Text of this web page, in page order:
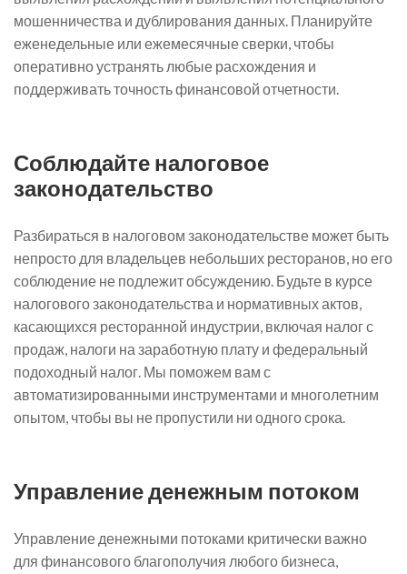
мошенничества и дублирования данных. Планируйте
еженедельные или ежемесячные сверки, чтобы
оперативно устранять любые расхождения и
поддерживать точность финансовой отчетности.
Соблюдайте налоговое
законодательство
Разбираться в налоговом законодательстве может быть
непросто для владельцев небольших ресторанов, но его
соблюдение не подлежит обсуждению. Будьте в курсе
налогового законодательства и нормативных актов,
касающихся ресторанной индустрии, включая налог с
продаж, налоги на заработную плату и федеральный
подоходный налог. Мы поможем вам с
автоматизированными инструментами и многолетним
опытом, чтобы вы не пропустили ни одного срока.
Управление денежным потоком
Управление денежными потоками критически важно
для финансового благополучия любого бизнеса,